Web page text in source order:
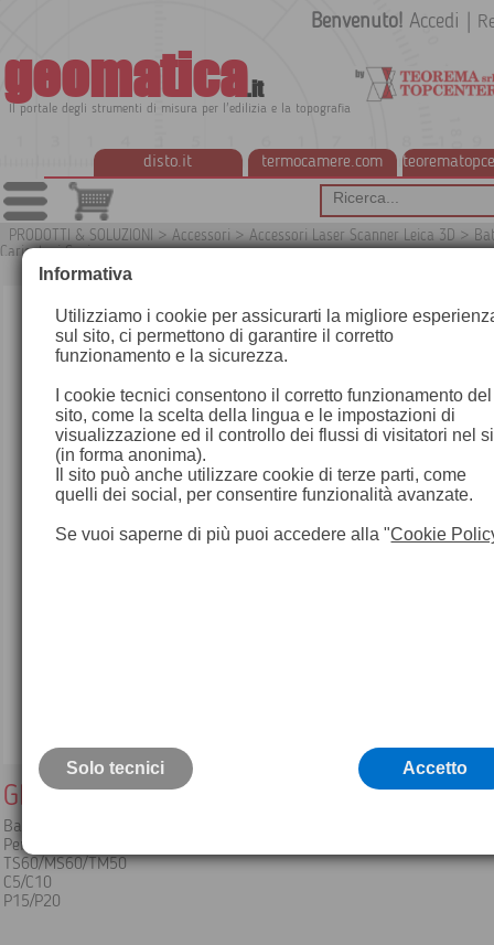
geomatica.it
Il portale degli strumenti di misura per l'edilizia e la topografia
disto.it termocamere.com
Benvenuto! Accedi
PRODOTTI & SOLUZIONI > Accessori > Accessori Laser Scanner Leica 3D >
Caricatori Cavi
GEB242 Batteria Leica
Batteria ricaricabile agli Ioni di Litio, 14,8V / 5,8Ah
Per i seguenti strumenti:
TS60/MS60/TM50
C5/C10
P15/P20
Informativa
Utilizziamo i cookie per assicurarti la migliore
sul sito, ci permettono di garantire il corretto
funzionamento e la sicurezza.
I cookie tecnici consentono il corretto funzionamento del
sito, come la scelta della lingua e le impostazioni di
visualizzazione ed il controllo dei flussi di visitatori nel
(in forma anonima).
Il sito può anche utilizzare cookie di terze parti, come
quelli dei social, per consentire funzionalità avanzate.
Se vuoi saperne di più puoi accedere alla "Cookie
Solo tecnici Accetto